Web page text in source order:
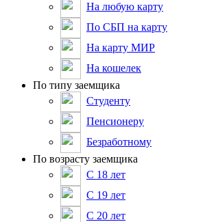
На любую карту
По СБП на карту
На карту МИР
На кошелек
По типу заемщика
Студенту
Пенсионеру
Безработному
По возрасту заемщика
С 18 лет
С 19 лет
С 20 лет